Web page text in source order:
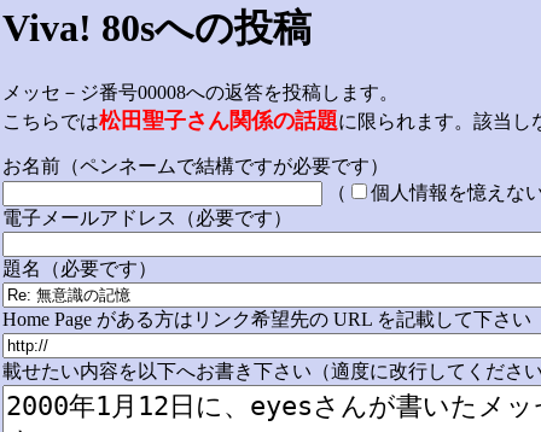
Viva! 80sへの投稿
メッセ－ジ番号00008への返答を投稿します。
こちらでは松田聖子さん関係の話題に限られます。該当し
お名前（ペンネームで結構ですが必要です）
（
個人情報を憶えな
電子メールアドレス（必要です）
題名（必要です）
Home Page がある方はリンク希望先の URL を記載して下さい
載せたい内容を以下へお書き下さい（適度に改行してくださ